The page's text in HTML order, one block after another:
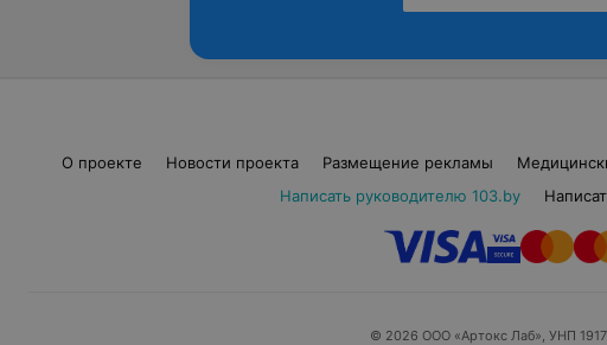
О проекте Новости проекта Размещение рекламы
Написать руководителю 103.by
© 2026 ООО «Артокс Лаб», УНП